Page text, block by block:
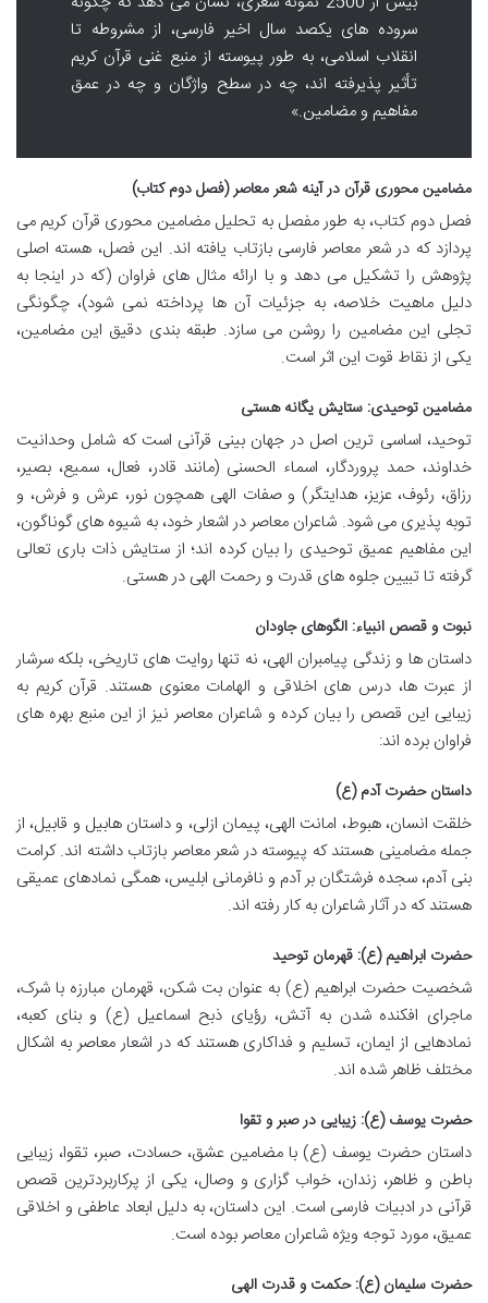
سروده های یکصد سال اخیر فارسی، از مشروطه تا
انقلاب اسلامی، به طور پیوسته از منبع غنی قرآن کریم
تأثیر پذیرفته اند، چه در سطح واژگان و چه در عمق
مفاهیم و مضامین.»
مضامین محوری قرآن در آینه شعر معاصر (فصل دوم کتاب)
فصل دوم کتاب، به طور مفصل به تحلیل مضامین محوری قرآن کریم می
پردازد که در شعر معاصر فارسی بازتاب یافته اند. این فصل، هسته اصلی
پژوهش را تشکیل می دهد و با ارائه مثال های فراوان (که در اینجا به
دلیل ماهیت خلاصه، به جزئیات آن ها پرداخته نمی شود)، چگونگی
تجلی این مضامین را روشن می سازد. طبقه بندی دقیق این مضامین،
یکی از نقاط قوت این اثر است.
مضامین توحیدی: ستایش یگانه هستی
توحید، اساسی ترین اصل در جهان بینی قرآنی است که شامل وحدانیت
خداوند، حمد پروردگار، اسماء الحسنی (مانند قادر، فعال، سمیع، بصیر،
رزاق، رئوف، عزیز، هدایتگر) و صفات الهی همچون نور، عرش و فرش، و
توبه پذیری می شود. شاعران معاصر در اشعار خود، به شیوه های گوناگون،
این مفاهیم عمیق توحیدی را بیان کرده اند؛ از ستایش ذات باری تعالی
گرفته تا تبیین جلوه های قدرت و رحمت الهی در هستی.
نبوت و قصص انبیاء: الگوهای جاودان
داستان ها و زندگی پیامبران الهی، نه تنها روایت های تاریخی، بلکه سرشار
از عبرت ها، درس های اخلاقی و الهامات معنوی هستند. قرآن کریم به
زیبایی این قصص را بیان کرده و شاعران معاصر نیز از این منبع بهره های
فراوان برده اند:
داستان حضرت آدم (ع)
خلقت انسان، هبوط، امانت الهی، پیمان ازلی، و داستان هابیل و قابیل، از
جمله مضامینی هستند که پیوسته در شعر معاصر بازتاب داشته اند. کرامت
بنی آدم، سجده فرشتگان بر آدم و نافرمانی ابلیس، همگی نمادهای عمیقی
هستند که در آثار شاعران به کار رفته اند.
حضرت ابراهیم (ع): قهرمان توحید
شخصیت حضرت ابراهیم (ع) به عنوان بت شکن، قهرمان مبارزه با شرک،
ماجرای افکنده شدن به آتش، رؤیای ذبح اسماعیل (ع) و بنای کعبه،
نمادهایی از ایمان، تسلیم و فداکاری هستند که در اشعار معاصر به اشکال
مختلف ظاهر شده اند.
حضرت یوسف (ع): زیبایی در صبر و تقوا
داستان حضرت یوسف (ع) با مضامین عشق، حسادت، صبر، تقوا، زیبایی
باطن و ظاهر، زندان، خواب گزاری و وصال، یکی از پرکاربردترین قصص
قرآنی در ادبیات فارسی است. این داستان، به دلیل ابعاد عاطفی و اخلاقی
عمیق، مورد توجه ویژه شاعران معاصر بوده است.
حضرت سلیمان (ع): حکمت و قدرت الهی